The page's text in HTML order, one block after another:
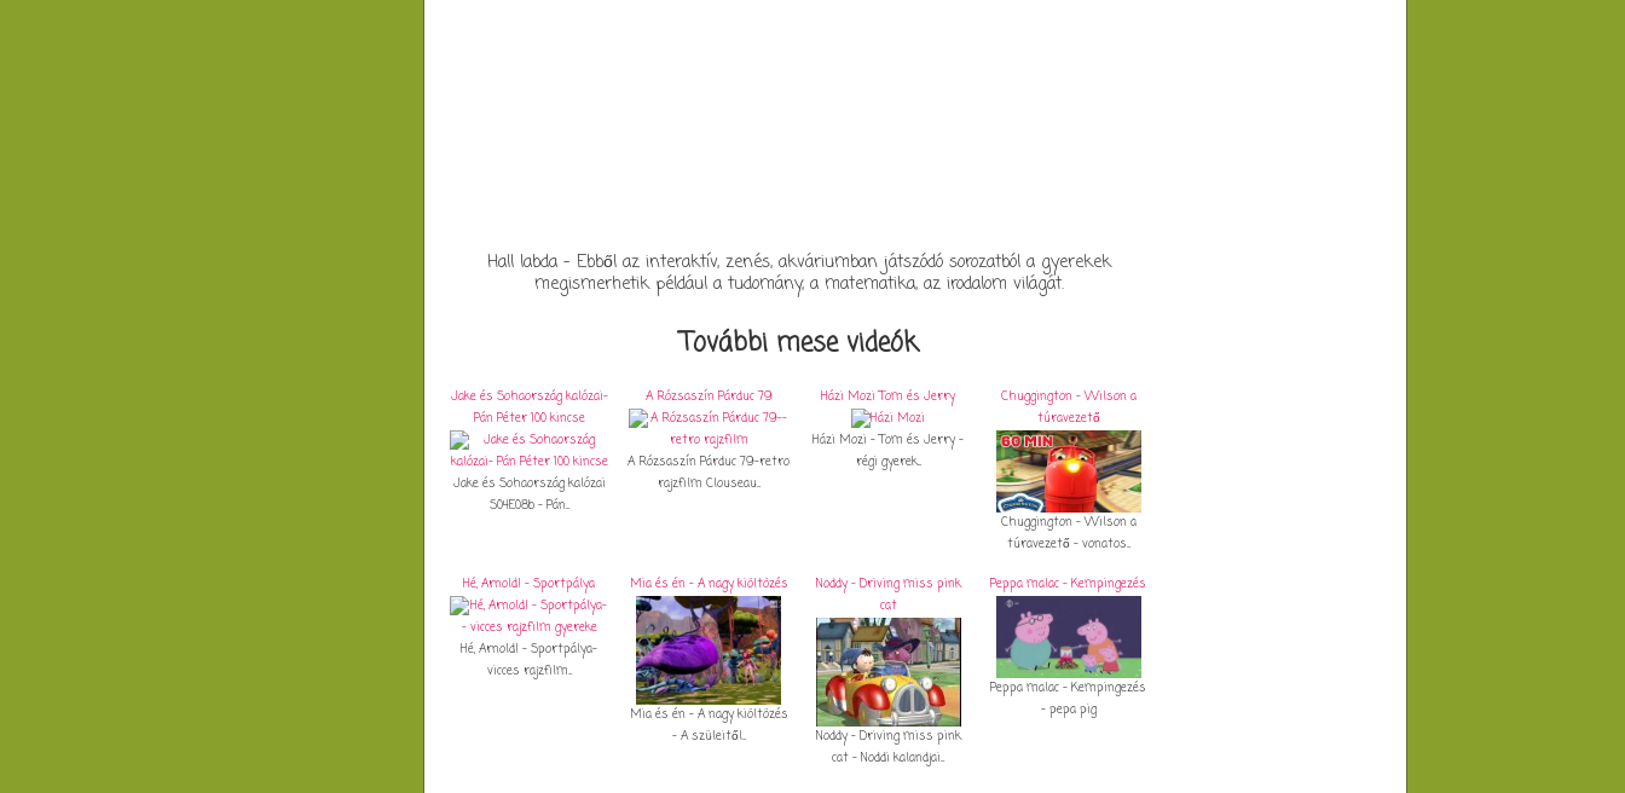
Hall labda - Ebből az interaktív, zenés, akváriumban játszódó sorozatból a gyerekek
megismerhetik például a tudomány, a matematika, az irodalom világát.
További mese videók
Jake és Sohaország kalózai-
Pán Péter 100 kincse
Jake és Sohaország kalózai
S04E08b - Pán...
A Rózsaszín Párduc 79
A Rózsaszín Párduc 79-retro
rajzfilm Clouseau...
Házi Mozi Tom és Jerry
Házi Mozi - Tom és Jerry -
régi gyerek...
Chuggington - Wilson a
túravezető
Chuggington - Wilson a
túravezető - vonatos...
Hé, Arnold! - Sportpálya
Hé, Arnold! - Sportpálya-
vicces rajzfilm...
Mia és én - A nagy kiöltözés
Mia és én - A nagy kiöltözés
- A szüleitől...
Noddy - Driving miss pink
cat
Noddy - Driving miss pink
cat - Noddi kalandjai...
Peppa malac - Kempingezés
Peppa malac - Kempingezés
- pepa pig